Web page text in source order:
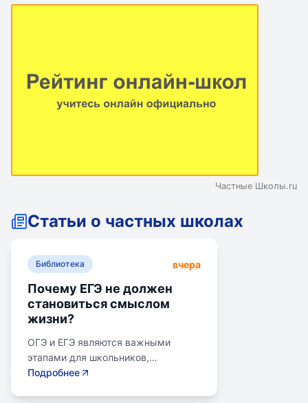
Частные Школы.ru
Статьи о частных школах
Библиотека вчера
Почему ЕГЭ не должен
становиться смыслом
жизни?
ОГЭ и ЕГЭ являются важными
этапами для школьников,
готовящихся к переходу на
Подробнее